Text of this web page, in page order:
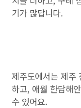
기가 많답니다.
제주도에서는 제주
하고, 애월 한담해
수 있어요.